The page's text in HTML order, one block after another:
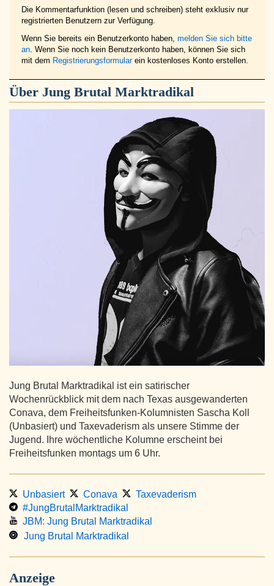
Die Kommentarfunktion (lesen und schreiben) steht exklusiv nur
registrierten Benutzern zur Verfügung.
Wenn Sie bereits ein Benutzerkonto haben, melden Sie sich bitte
an . Wenn Sie noch kein Benutzerkonto haben, können Sie sich
mit dem Registrierungsformularein kostenloses Konto erstellen.
Über Jung Brutal Marktradikal
Jung Brutal Marktradikal ist ein satirischer
Wochenrückblick mit dem nach Texas ausgewanderten
Conava, dem Freiheitsfunken-Kolumnisten Sascha Koll
(Unbasiert) und Taxevaderism als unsere Stimme der
Jugend. Ihre wöchentliche Kolumne erscheint bei
Freiheitsfunken montags um 6 Uhr.
Unbasiert Conava
Taxevaderism
#JungBrutalMarktradikal
JBM: Jung Brutal Marktradikal
Jung Brutal Marktradikal
Anzeige